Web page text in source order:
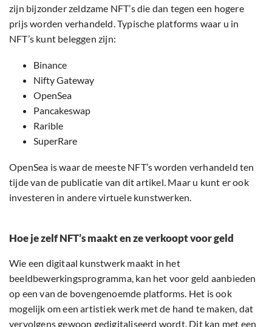
zijn bijzonder zeldzame NFT’s die dan tegen een hogere
prijs worden verhandeld. Typische platforms waar u in
NFT’s kunt beleggen zijn:
Binance
Nifty Gateway
OpenSea
Pancakeswap
Rarible
SuperRare
OpenSea is waar de meeste NFT’s worden verhandeld ten
tijde van de publicatie van dit artikel. Maar u kunt er ook
investeren in andere virtuele kunstwerken.
Hoe je zelf NFT’s maakt en ze verkoopt voor geld
Wie een digitaal kunstwerk maakt in het
beeldbewerkingsprogramma, kan het voor geld aanbieden
op een van de bovengenoemde platforms. Het is ook
mogelijk om een artistiek werk met de hand te maken, dat
vervolgens gewoon gedigitaliseerd wordt. Dit kan met een